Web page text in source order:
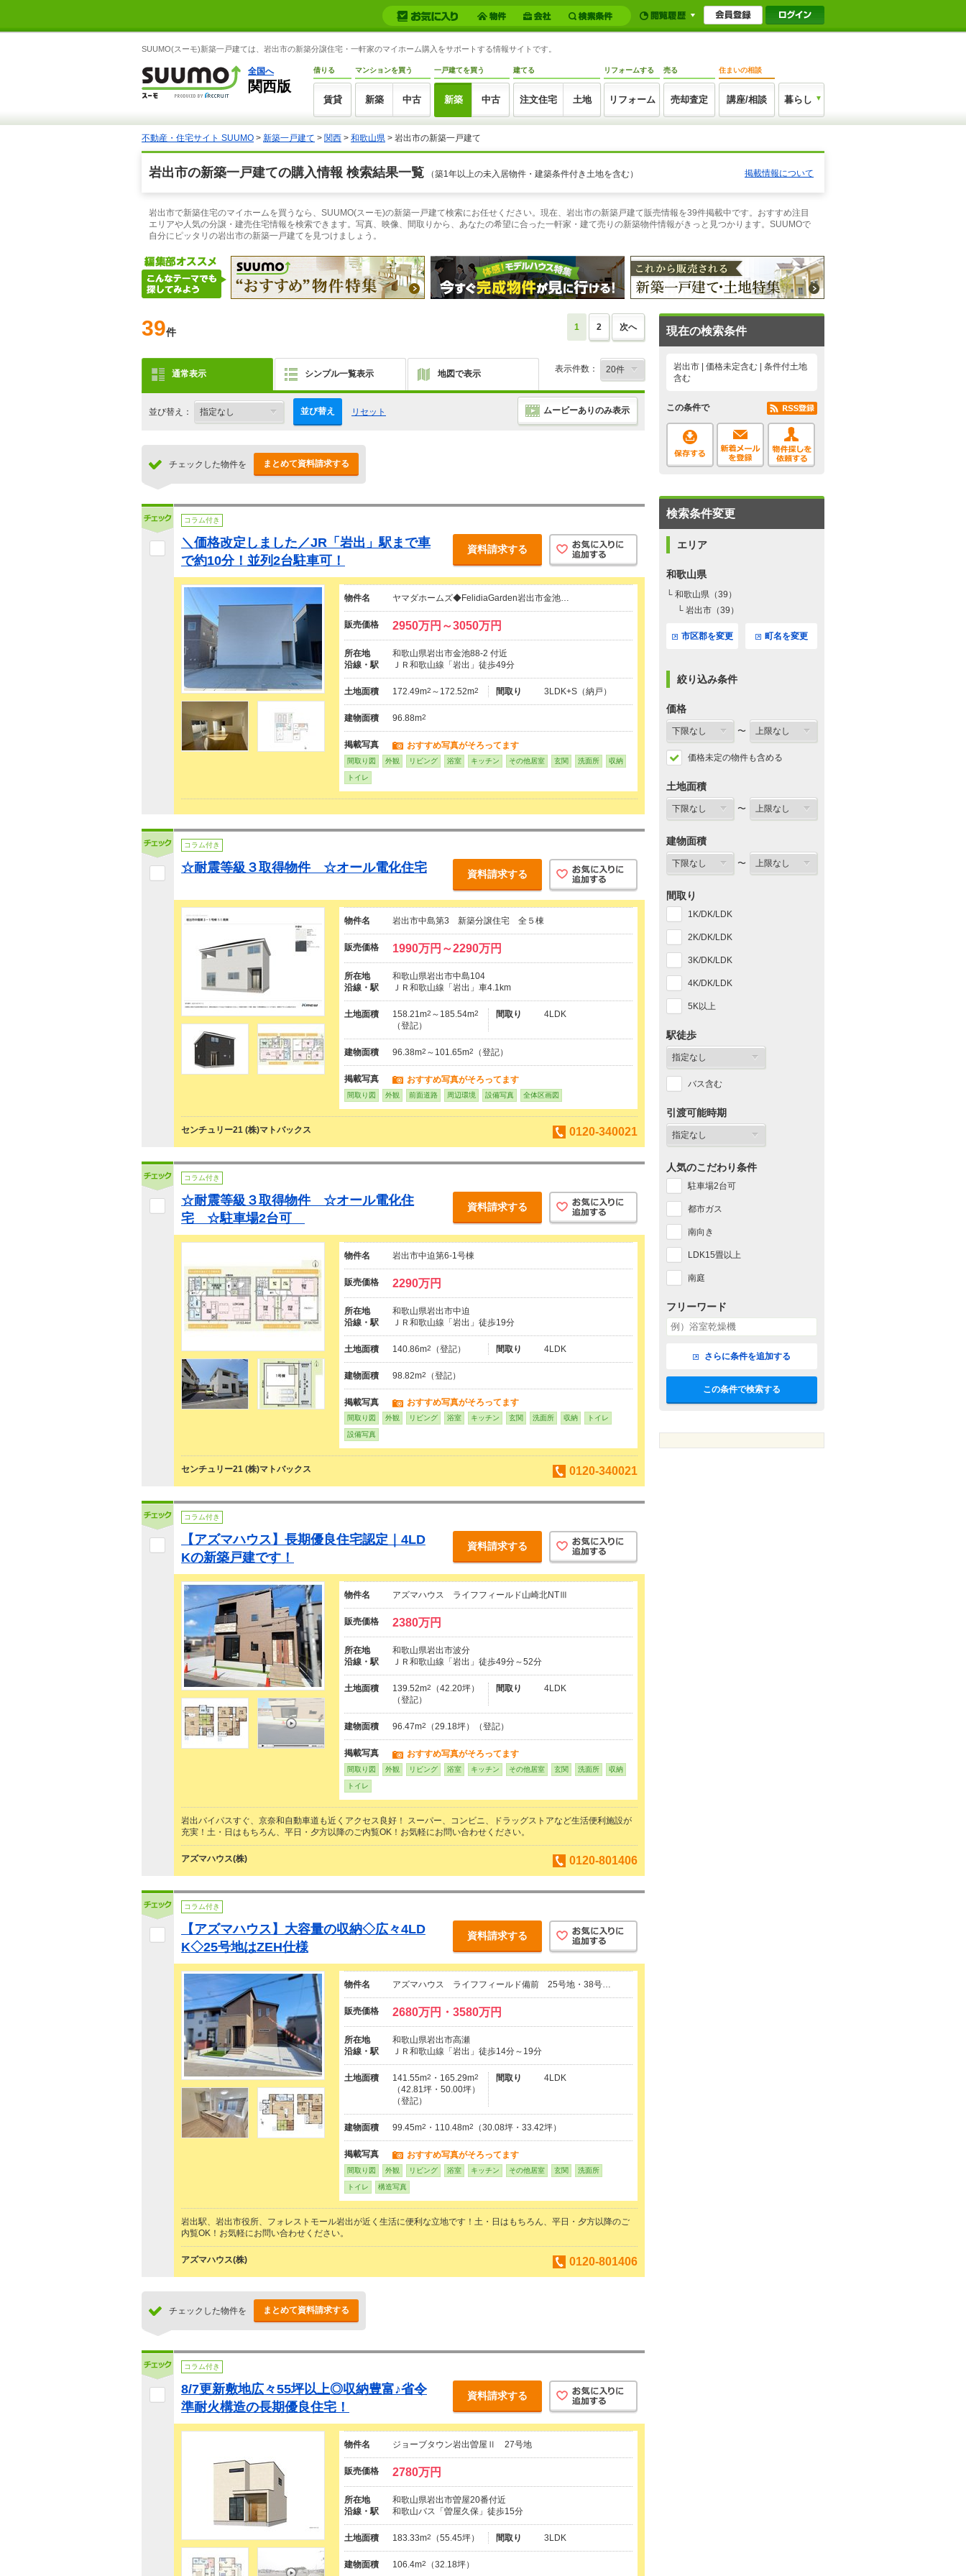
SUUMO(スーモ)新築一戸建ては、岩出市の新築分譲住宅・一軒家のマイホーム購入をサポートする情報サイトです。
全国へ
関西版
借りる
賃貸
マンションを買う
新築 中古
一戸建てを買う
新築 中古
建てる
注文住宅 土地
リフォームする
リフォーム
売る
売却査定
住まいの相談
講座/相談 暮らし
不動産・住宅サイト SUUMO > 新築一戸建て > 関西 > 和歌山県 > 岩出市の新築一戸建て
岩出市の新築一戸建ての購入情報 検索結果一覧 （築1年以上の未入居物件・建築条件付き土地を含む） 掲載情報について
岩出市で新築住宅のマイホームを買うなら、SUUMO(スーモ)の新築一戸建て検索にお任せください。現在、岩出市の新築戸建て販売情報を39件掲載中です。おすすめ注目
エリアや人気の分譲・建売住宅情報を検索できます。写真、映像、間取りから、あなたの希望に合った一軒家・建て売りの新築物件情報がきっと見つかります。SUUMOで
自分にピッタリの岩出市の新築一戸建てを見つけましょう。
39件 1 2 次へ
通常表示 シンプル一覧表示 地図で表示 表示件数：
並び替え： 並び替え リセット ムービーありのみ表示
チェックした物件を まとめて資料請求する
コラム付き
＼価格改定しました／JR「岩出」駅まで車
で約10分！並列2台駐車可！
資料請求する
物件名 ヤマダホームズ◆FelidiaGarden岩出市金池…
販売価格 2950万円～3050万円
所在地
和歌山県岩出市金池88-2 付近
沿線・駅
ＪＲ和歌山線「岩出」徒歩49分
土地面積 172.49m2 ～172.52m2 間取り 3LDK+S（納戸）
建物面積 96.88m2
掲載写真 おすすめ写真がそろってます
間取り図 外観 リビング 浴室 キッチン その他居室 玄関 洗面所 収納
トイレ
コラム付き
☆耐震等級３取得物件 ☆オール電化住宅 資料請求する
物件名 岩出市中島第3 新築分譲住宅 全５棟
販売価格 1990万円～2290万円
所在地
和歌山県岩出市中島104
沿線・駅
ＪＲ和歌山線「岩出」車4.1km
土地面積 158.21m2 ～185.54m2
（登記）
間取り 4LDK
建物面積 96.38m2 ～101.65m2 （登記）
掲載写真 おすすめ写真がそろってます
間取り図 外観 前面道路 周辺環境 設備写真 全体区画図
センチュリー21 (株)マトバックス 0120-340021
コラム付き
☆耐震等級３取得物件 ☆オール電化住
宅 ☆駐車場2台可
資料請求する
物件名 岩出市中迫第6-1号棟
販売価格 2290万円
所在地
和歌山県岩出市中迫
沿線・駅
ＪＲ和歌山線「岩出」徒歩19分
土地面積 140.86m2 （登記） 間取り 4LDK
建物面積 98.82m2 （登記）
掲載写真 おすすめ写真がそろってます
間取り図 外観 リビング 浴室 キッチン 玄関 洗面所 収納 トイレ
設備写真
センチュリー21 (株)マトバックス 0120-340021
コラム付き
【アズマハウス】長期優良住宅認定｜4LD
Kの新築戸建です！
資料請求する
物件名 アズマハウス ライフフィールド山崎北NTⅢ
販売価格 2380万円
所在地
和歌山県岩出市波分
沿線・駅
ＪＲ和歌山線「岩出」徒歩49分～52分
土地面積 139.52m2
（42.20坪）
（登記）
間取り 4LDK
建物面積 96.47m2 （29.18坪）（登記）
掲載写真 おすすめ写真がそろってます
間取り図 外観 リビング 浴室 キッチン その他居室 玄関 洗面所 収納
トイレ
岩出バイパスすぐ、京奈和自動車道も近くアクセス良好！ スーパー、コンビニ、ドラッグストアなど生活便利施設が
充実！土・日はもちろん、平日・夕方以降のご内覧OK！お気軽にお問い合わせください。
アズマハウス(株) 0120-801406
コラム付き
【アズマハウス】大容量の収納◇広々4LD
K◇25号地はZEH仕様
資料請求する
物件名 アズマハウス ライフフィールド備前 25号地・38号…
販売価格 2680万円・3580万円
所在地
和歌山県岩出市高瀬
沿線・駅
ＪＲ和歌山線「岩出」徒歩14分～19分
土地面積 141.55m2 ・165.29m2
（42.81坪・50.00坪）
（登記）
間取り 4LDK
建物面積 99.45m2 ・110.48m2 （30.08坪・33.42坪）
掲載写真 おすすめ写真がそろってます
間取り図 外観 リビング 浴室 キッチン その他居室 玄関 洗面所
トイレ 構造写真
岩出駅、岩出市役所、フォレストモール岩出が近く生活に便利な立地です！土・日はもちろん、平日・夕方以降のご
内覧OK！お気軽にお問い合わせください。
アズマハウス(株) 0120-801406
チェックした物件を まとめて資料請求する
コラム付き
8/7更新敷地広々55坪以上◎収納豊富♪省令
準耐火構造の長期優良住宅！
資料請求する
物件名 ジョーブタウン岩出曽屋Ⅱ 27号地
販売価格 2780万円
所在地
和歌山県岩出市曽屋20番付近
沿線・駅
和歌山バス「曽屋久保」徒歩15分
土地面積 183.33m2 （55.45坪） 間取り 3LDK
建物面積 106.4m2 （32.18坪）
現在の検索条件
岩出市 | 価格未定含む | 条件付土地
含む
この条件で
検索条件変更
エリア
和歌山県
└ 和歌山県（39）
└ 岩出市（39）
市区郡を変更 町名を変更
絞り込み条件
価格
〜
価格未定の物件も含める
土地面積
〜
建物面積
〜
間取り
1K/DK/LDK
2K/DK/LDK
3K/DK/LDK
4K/DK/LDK
5K以上
駅徒歩
バス含む
引渡可能時期
人気のこだわり条件
駐車場2台可
都市ガス
南向き
LDK15畳以上
南庭
フリーワード
さらに条件を追加する
この条件で検索する